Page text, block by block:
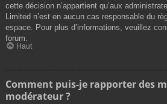
cette décision n’appartient qu’aux
Limited n’est en aucun cas responsable du
espace. Pour plus d’informations, veuillez
forum.
Haut
Comment puis-je rapporter des
modérateur ?